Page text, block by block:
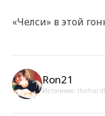
«Челси» в этой
Ron21
Источник: